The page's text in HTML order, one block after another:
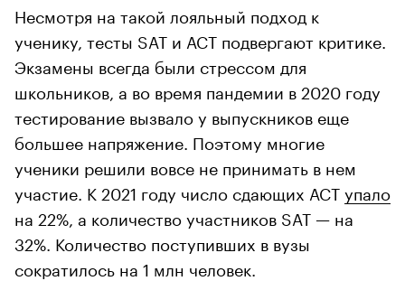
Несмотря на такой лояльный подход к
ученику, тесты SAT и ACT подвергают критике.
Экзамены всегда были стрессом для
школьников, а во время пандемии в 2020 году
тестирование вызвало у выпускников еще
большее напряжение. Поэтому многие
ученики решили вовсе не принимать в нем
участие. К 2021 году число сдающих ACTупало
на 22%, а количество участников SAT — на
32%. Количество поступивших в вузы
сократилось на 1 млн человек.